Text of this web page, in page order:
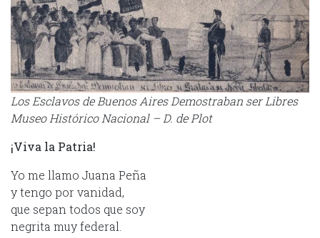
Los Esclavos de Buenos Aires Demostraban ser Libres
Museo Histórico Nacional – D. de Plot
¡Viva la Patria!
Yo me llamo Juana Peña
y tengo por vanidad,
que sepan todos que soy
negrita muy federal.